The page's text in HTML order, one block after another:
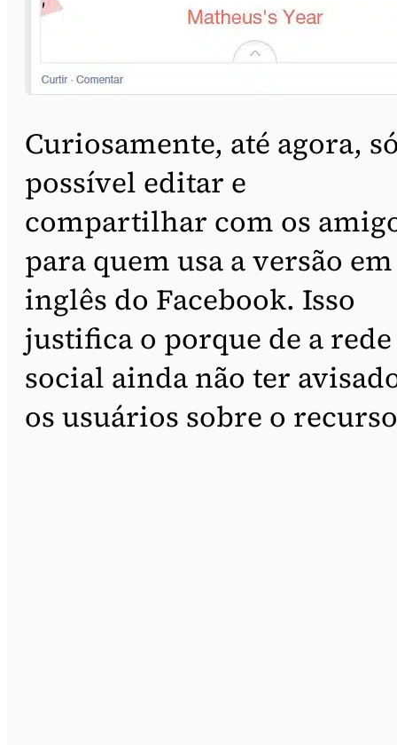
Curiosamente, até agora,
possível editar e
compartilhar com os
para quem usa a versão em
inglês do Facebook. Isso
justifica o porque de a rede
social ainda não ter
os usuários sobre o